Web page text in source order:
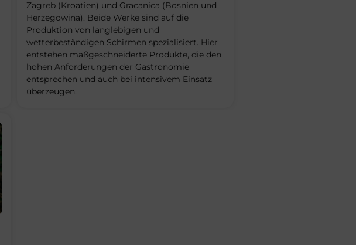
Zagreb (Kroatien) und Gracanica (Bosnien und
Herzegowina). Beide Werke sind auf die
Produktion von langlebigen und
wetterbeständigen Schirmen spezialisiert. Hier
entstehen maßgeschneiderte Produkte, die den
hohen Anforderungen der Gastronomie
entsprechen und auch bei intensivem Einsatz
überzeugen.